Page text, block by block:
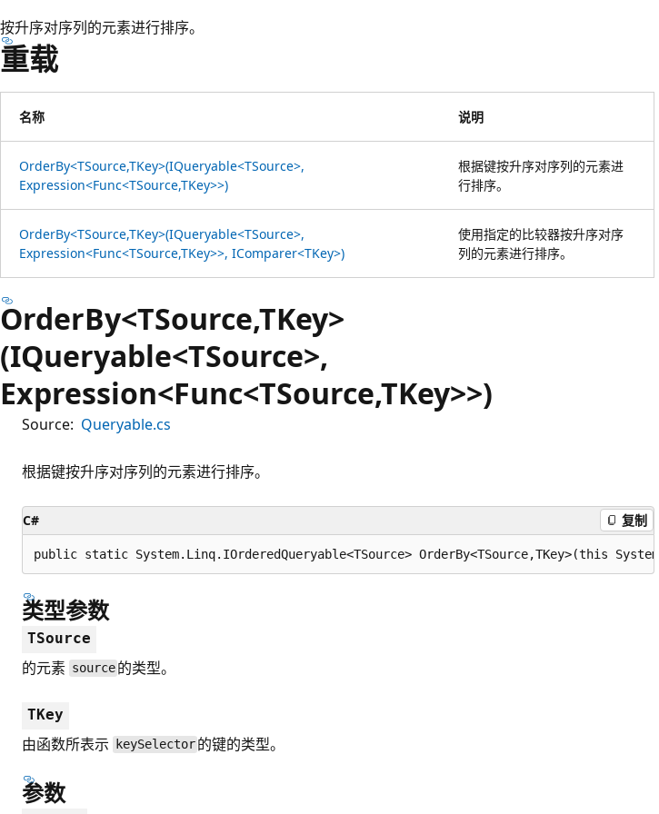
按升序对序列的元素进行排序。
重载
名称 说明
OrderBy<TSource,TKey>(IQueryable<TSource>,
Expression<Func<TSource,TKey>>)
根据键按升序对序列的元素进
行排序。
OrderBy<TSource,TKey>(IQueryable<TSource>,
Expression<Func<TSource,TKey>>, IComparer<TKey>)
使用指定的比较器按升序对序
列的元素进行排序。
OrderBy<TSource,TKey>
(IQueryable<TSource>,
Expression<Func<TSource,TKey>>)
Source: Queryable.cs
根据键按升序对序列的元素进行排序。
C# 复制
public static System.Linq.IOrderedQueryable<TSource> OrderBy<TSource,TKey>(this
类型参数
TSource
的元素 source 的类型。
TKey
由函数所表示 keySelector 的键的类型。
参数